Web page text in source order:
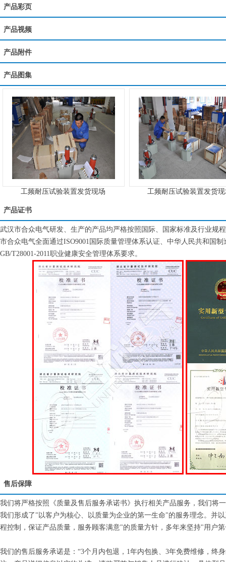
产品彩页
产品视频
产品附件
产品图集
工频耐压试验装置发货现场 工频耐压试验装置发货
产品证书
武汉市合众电气研发、生产的产品均严格按照国际、国家标准及行业规
市合众电气全面通过ISO9001国际质量管理体系认证、中华人民共和国
GB/T28001-2011职业健康安全管理体系要求。
售后保障
我们将严格按照《质量及售后服务承诺书》执行相关产品服务，我们将
我们形成了"以客户为核心、以质量为企业的第一生命"的服务理念。并
程控制，保证产品质量，服务顾客满意"的质量方针，多年来坚持"用户
我们的售后服务承诺是：“3个月内包退，1年内包换、3年免费维修，终